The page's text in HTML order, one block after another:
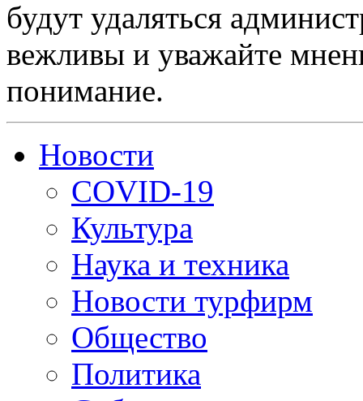
будут удаляться
вежливы и уважайте
понимание.
Новости
COVID-19
Культура
Наука и техника
Новости турфирм
Общество
Политика